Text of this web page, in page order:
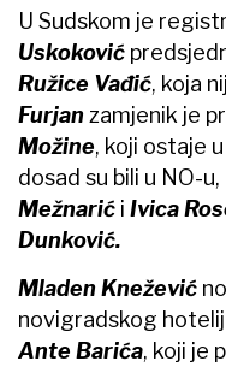
U Sudskom je
Uskoković
Ružice Vađić, koja
Furjanzamjenik je
Možine, koji ostaje
dosad su bili u NO-
Mežnarić i Ivica
Dunković.
Mladen Knežević
novigradskog
Ante Barića, koji je